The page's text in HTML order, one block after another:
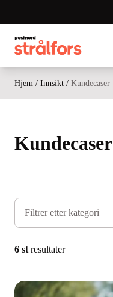
Hjem / Innsikt / Kundecaser
Kundecaser
6 st resultater